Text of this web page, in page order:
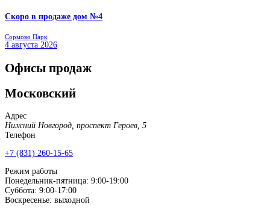
Скоро в продаже дом №4
Сормово Парк
4 августа 2026
Офисы продаж
Московский
Адрес
Нижний Новгород, проспект Героев, 5
Телефон
+7 (831) 260-15-65
Режим работы
Понедельник-пятница: 9:00-19:00
Суббота: 9:00-17:00
Воскресенье: выходной